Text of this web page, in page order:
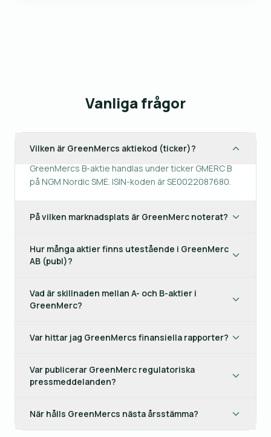
Vanliga frågor
Vilken är GreenMercs aktiekod (ticker)?
GreenMercs B-aktie handlas under ticker GMERC B
på NGM Nordic SME. ISIN-koden är SE0022087680.
På vilken marknadsplats är GreenMerc noterat?
Hur många aktier finns utestående i GreenMerc
AB (publ)?
Vad är skillnaden mellan A- och B-aktier i
GreenMerc?
Var hittar jag GreenMercs finansiella rapporter?
Var publicerar GreenMerc regulatoriska
pressmeddelanden?
När hålls GreenMercs nästa årsstämma?